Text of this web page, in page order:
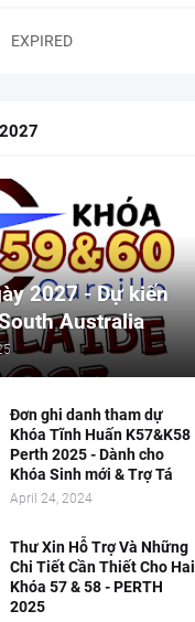
EXPIRED
2027 - Dự kiến
Australia
Đơn ghi danh tham dự
Khóa Tĩnh Huấn K57&K58
Perth 2025 - Dành cho
Khóa Sinh mới & Trợ Tá
April 24, 2024
Thư Xin Hỗ Trợ Và Những
Chi Tiết Cần Thiết Cho Hai
Khóa 57 & 58 - PERTH
2025